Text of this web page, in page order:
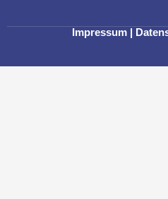
Impressum|